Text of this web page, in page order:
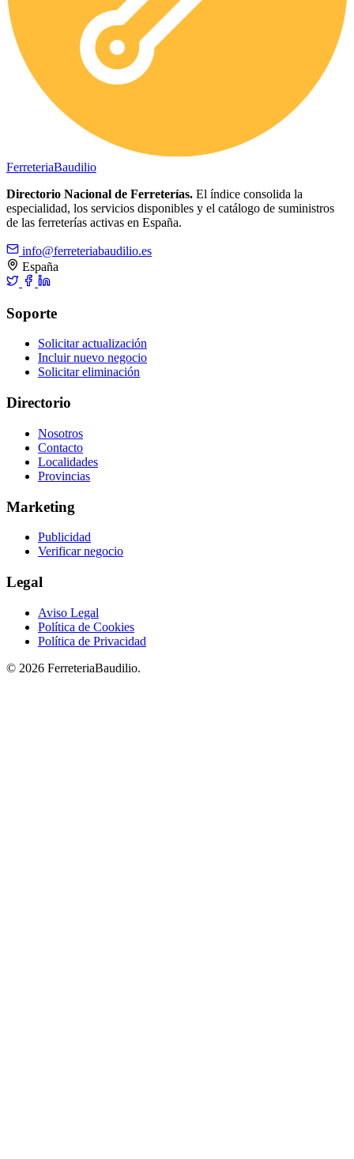
FerreteriaBaudilio
Directorio Nacional de Ferreterías. El índice consolida la
especialidad, los servicios disponibles y el catálogo de suministros
de las ferreterías activas en España.
info@ferreteriabaudilio.es
España
Soporte
Solicitar actualización
Incluir nuevo negocio
Solicitar eliminación
Directorio
Nosotros
Contacto
Localidades
Provincias
Marketing
Publicidad
Verificar negocio
Legal
Aviso Legal
Política de Cookies
Política de Privacidad
© 2026 FerreteriaBaudilio.